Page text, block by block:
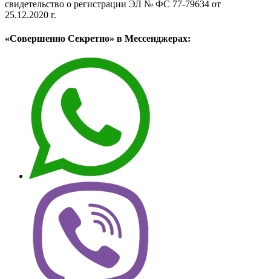
свидетельство о регистрации ЭЛ № ФС 77-79634 от
25.12.2020 г.
«Совершенно Секретно» в Мессенджерах: